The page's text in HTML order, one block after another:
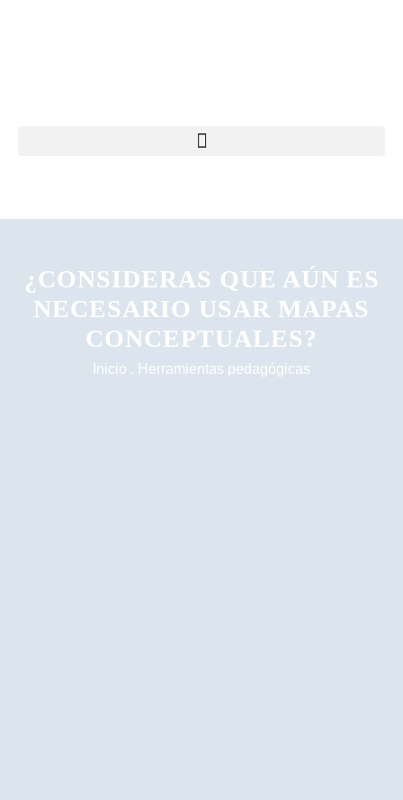
¿CONSIDERAS QUE AÚN ES
NECESARIO USAR MAPAS
CONCEPTUALES?
Inicio . Herramientas pedagógicas